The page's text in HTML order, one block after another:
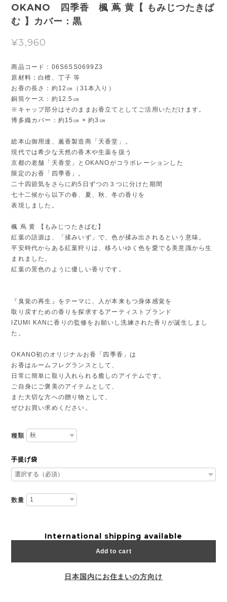
OKANO 四季香 楓 蔦 黄【 もみじつたきば
む 】カバー：黒
¥3,960
商品コード：06S6SS0699Z3
原材料：白檀、丁子 等
お香の長さ：約12㎝（31本入り）
銅筒ケース：約12.5㎝
※キャップ部分はそのままお香立てとしてご活用いただけます。
博多織カバー：約15㎝ × 約3㎝
総本山御用達、薫香製造商「天香堂」。
現代では希少な天然の香木や生薬を扱う
京都の老舗「天香堂」とOKANOがコラボレーションした
限定のお香「四季香」。
二十四節気をさらに約5日ずつの３つに分けた期間
七十二候から以下の春、夏、秋、冬の香りを
表現しました。
楓 蔦 黄 【もみじつたきばむ】
紅葉の語源は、「揉みいず」で、色が揉み出されるという意味。
平安時代からある紅葉狩りは、移ろいゆく色を愛でる美意識から生
まれました。
紅葉の景色のように優しい香りです。
『臭覚の再生』をテーマに、人が本来もつ身体感覚を
取り戻すための香りを探求するアーティストブランド
IZUMI KANに香りの監修をお願いし洗練された香りが誕生しまし
た。
OKANO初のオリジナルお香「四季香」は
お香はルームフレグランスとして、
日常に簡単に取り入れられる癒しのアイテムです。
ご自身にご褒美のアイテムとして、
また大切な方への贈り物として、
ぜひお買い求めください。
種類
手提げ袋
数量
International shipping available
Add to cart
日本国内にお住まいの方向け